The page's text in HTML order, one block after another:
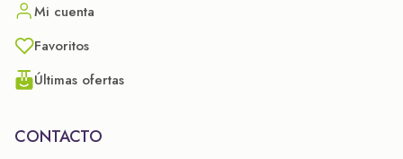
Mi cuenta
Favoritos
Últimas ofertas
CONTACTO